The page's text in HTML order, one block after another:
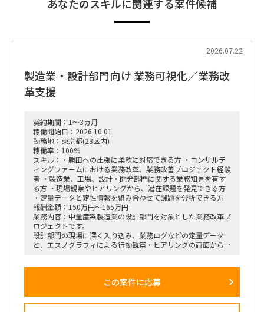
あなたのスキルに関連する案件候補
2026.07.22
製造業・設計部門向け 業務可視化／業務改
革支援
契約期間：1～3ヵ月
稼働開始日：2026.10.01
勤務地：東京都(23区内)
稼働率：100%
スキル：・勝田への出張に柔軟に対応できる方 ・コンサルテ
ィングファームにおける業務改革、業務改善プロジェクト経験
者 ・製造業、工場、設計・開発部門に関する業務知見を有す
る方 ・現場観察やヒアリングから、潜在課題を発見できる方
・定量データと定性情報を組み合わせて課題を分析できる方
報酬金額：150万円～165万円
業務内容：中量産系製造業の設計部門を対象とした業務改革プ
ロジェクトです。
設計部門の現場に深く入り込み、業務ログなどの定量データ
と、エスノグラフィによる行動観察・ヒアリングの両面から、
に対する改革提案および最終報告までを担います。
■業務内容
この案件に応募